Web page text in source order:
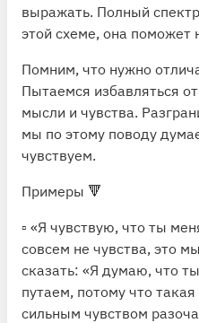
выражать. Полный
этой схеме, она
Помним, что нужно
Пытаемся избавляться
мысли и чувства.
мы по этому поводу
чувствуем.
Примеры 🔻
▫️ «Я чувствую, что ты
совсем не чувства, это
сказать: «Я думаю, что
путаем, потому что
сильным чувством